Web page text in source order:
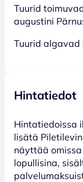
Tuurid
augustini
Tuurid algavad
Hintatiedot
Hinta­tiedoissa
lisätä
näyttää
lopullisina,